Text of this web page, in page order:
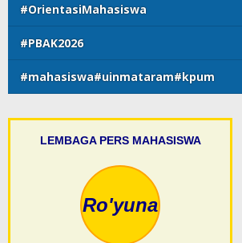
#OrientasiMahasiswa
#PBAK2026
#mahasiswa#uinmataram#kpum
LEMBAGA PERS MAHASISWA
Ro'yuna